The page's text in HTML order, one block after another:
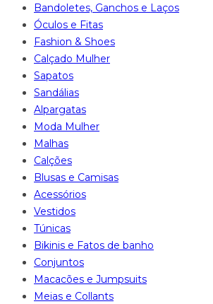
Bandoletes, Ganchos e Laços
Óculos e Fitas
Fashion & Shoes
Calçado Mulher
Sapatos
Sandálias
Alpargatas
Moda Mulher
Malhas
Calções
Blusas e Camisas
Acessórios
Vestidos
Túnicas
Bikinis e Fatos de banho
Conjuntos
Macacões e Jumpsuits
Meias e Collants